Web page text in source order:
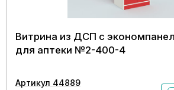
Витрина из ДСП с
для аптеки №2-400-4
Артикул 44889